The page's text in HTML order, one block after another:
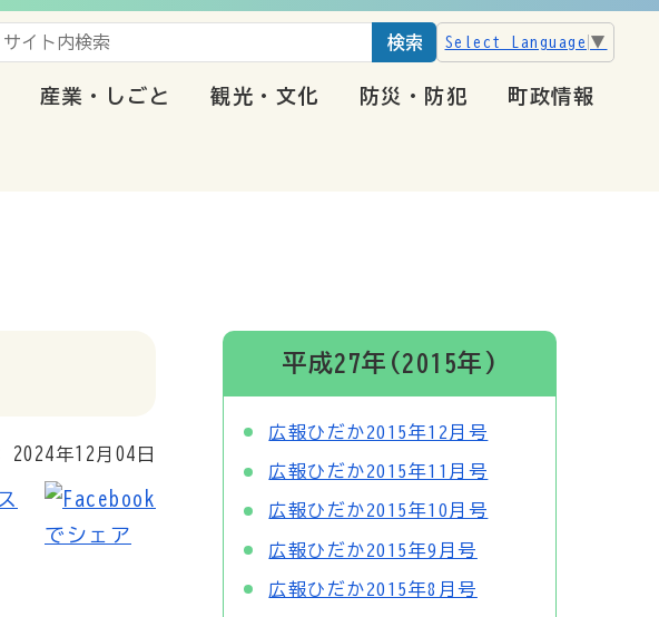
産業・しごと 観光・文化 防災・防犯 町政情報
検索 Select Language ▼
2024年12月04日
平成27年(2015年)
広報ひだか2015年12月号
広報ひだか2015年11月号
広報ひだか2015年10月号
広報ひだか2015年9月号
広報ひだか2015年8月号